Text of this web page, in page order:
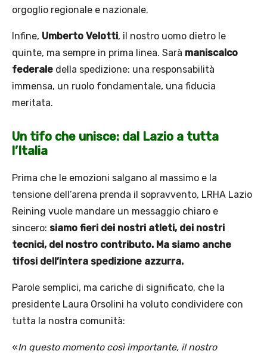
orgoglio regionale e nazionale.
Infine, Umberto Velotti, il nostro uomo dietro le
quinte, ma sempre in prima linea. Sarà maniscalco
federale della spedizione: una responsabilità
immensa, un ruolo fondamentale, una fiducia
meritata.
Un tifo che unisce: dal Lazio a tutta
l’Italia
Prima che le emozioni salgano al massimo e la
tensione dell’arena prenda il sopravvento, LRHA Lazio
Reining vuole mandare un messaggio chiaro e
sincero: siamo fieri dei nostri atleti, dei nostri
tecnici, del nostro contributo. Ma siamo anche
tifosi dell’intera spedizione azzurra.
Parole semplici, ma cariche di significato, che la
presidente Laura Orsolini ha voluto condividere con
tutta la nostra comunità:
«In questo momento così importante, il nostro